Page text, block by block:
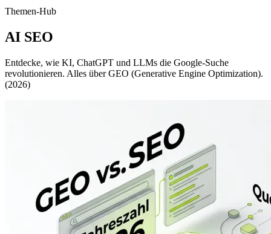
Themen-Hub
AI SEO
Entdecke, wie KI, ChatGPT und LLMs die Google-Suche
revolutionieren. Alles über GEO (Generative Engine Optimization).
(2026)